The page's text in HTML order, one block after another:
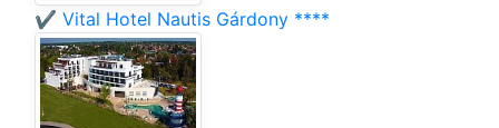
✔️ Vital Hotel Nautis Gárdony ****